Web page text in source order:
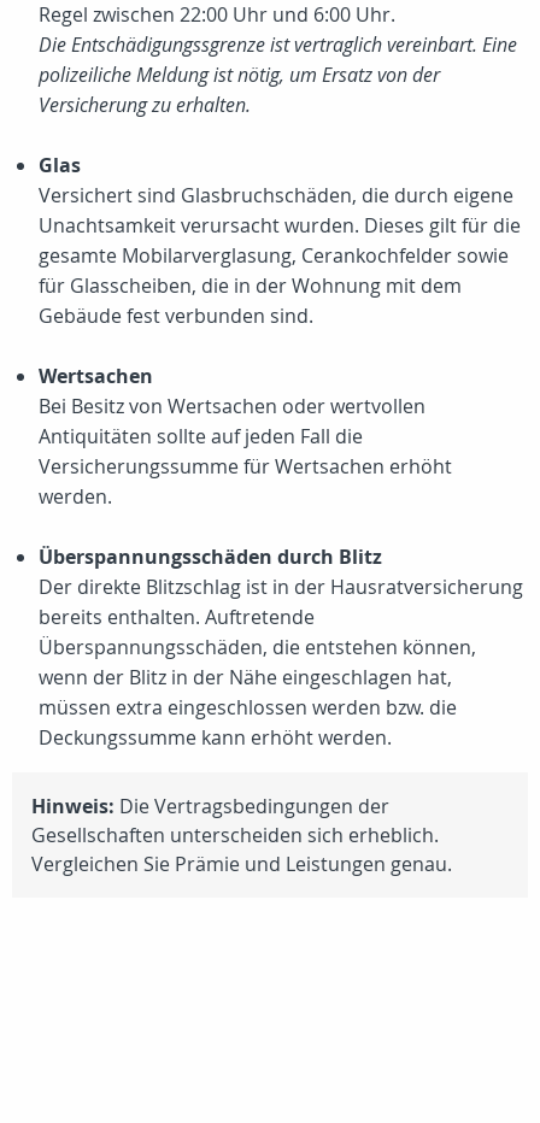
Regel zwischen 22:00 Uhr und 6:00 Uhr.
Die Entschädigungssgrenze ist vertraglich vereinbart. Eine
polizeiliche Meldung ist nötig, um Ersatz von der
Versicherung zu erhalten.
Glas
Versichert sind Glasbruchschäden, die durch eigene
Unachtsamkeit verursacht wurden. Dieses gilt für die
gesamte Mobilarverglasung, Cerankochfelder sowie
für Glasscheiben, die in der Wohnung mit dem
Gebäude fest verbunden sind.
Wertsachen
Bei Besitz von Wertsachen oder wertvollen
Antiquitäten sollte auf jeden Fall die
Versicherungssumme für Wertsachen erhöht
werden.
Überspannungsschäden durch Blitz
Der direkte Blitzschlag ist in der Hausratversicherung
bereits enthalten. Auftretende
Überspannungsschäden, die entstehen können,
wenn der Blitz in der Nähe eingeschlagen hat,
müssen extra eingeschlossen werden bzw. die
Deckungssumme kann erhöht werden.
Hinweis: Die Vertragsbedingungen der
Gesellschaften unterscheiden sich erheblich.
Vergleichen Sie Prämie und Leistungen genau.